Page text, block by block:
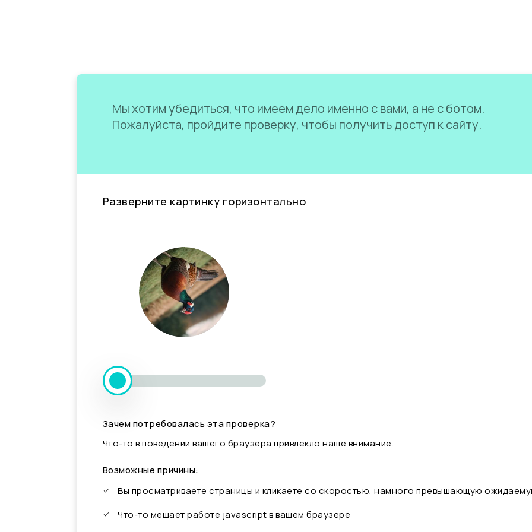
Мы хотим убедиться, что имеем дело именно с вами, а не с ботом.
Пожалуйста, пройдите проверку, чтобы получить доступ к сайту.
Разверните картинку горизонтально
Зачем потребовалась эта проверка?
Что-то в поведении вашего браузера привлекло наше внимание.
Возможные причины:
Вы просматриваете страницы и кликаете со скоростью, намного превышающую
Что-то мешает работе javascript в вашем браузере